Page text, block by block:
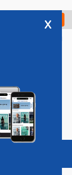
Check in
Vacatures
x